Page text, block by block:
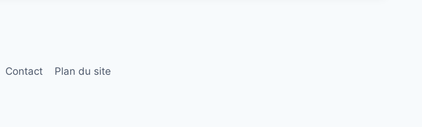
Contact Plan du site